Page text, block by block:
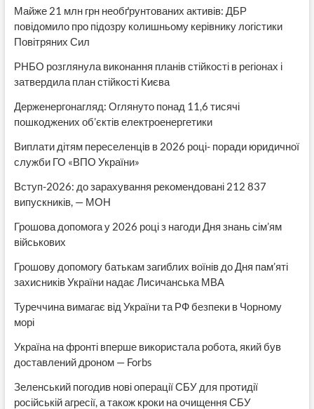
Майже 21 млн грн необґрунтованих активів: ДБР
повідомило про підозру колишньому керівнику логістики
Повітряних Сил
РНБО розглянула виконання планів стійкості в регіонах і
затвердила план стійкості Києва
Держенергонагляд: Оглянуто понад 11,6 тисячі
пошкоджених об’єктів електроенергетики
Виплати дітям переселенців в 2026 році- поради юридичної
служби ГО «ВПО України»
Вступ-2026: до зарахування рекомендовані 212 837
випускників, — МОН
Грошова допомога у 2026 році з нагоди Дня знань сім’ям
військових
Грошову допомогу батькам загиблих воїнів до Дня пам’яті
захисників України надає Лисичанська МВА
Туреччина вимагає від України та РФ безпеки в Чорному
морі
Україна на фронті вперше використала робота, який був
доставлений дроном — Forbs
Зеленський погодив нові операції СБУ для протидії
російській агресії, а також кроки на очищення СБУ